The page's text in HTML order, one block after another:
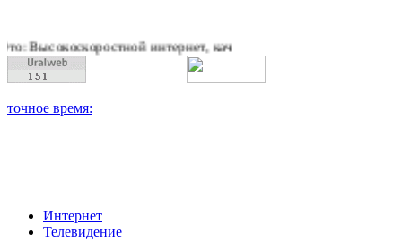
интернет, качественное цифровое и кабельное
Интернет
Телевидение